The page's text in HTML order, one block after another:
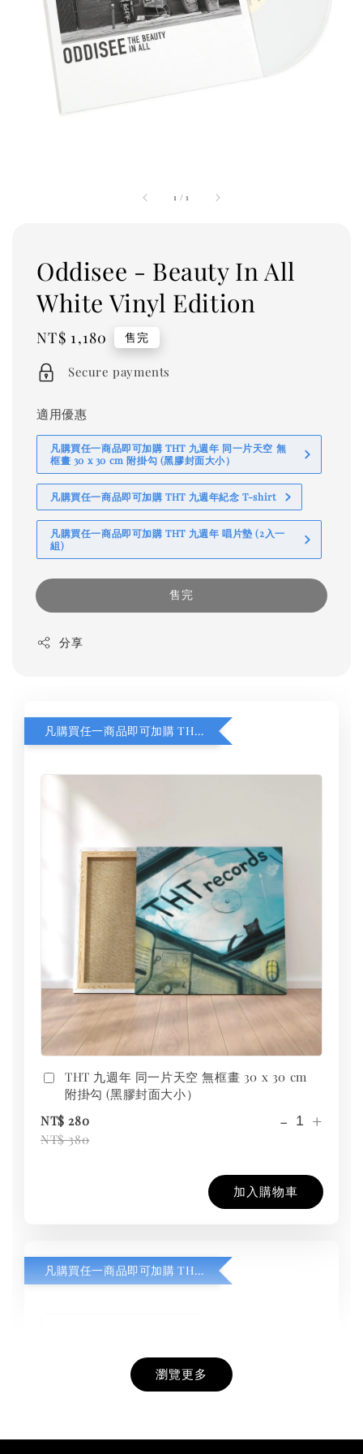
1 /1
Oddisee - Beauty In All
White Vinyl Edition
Regular
price
NT$ 1,180 售完
Secure payments
適用優惠
凡購買任一商品即可加購 THT 九週年 同一片天空 無
框畫 30 x 30 cm 附掛勾 (黑膠封面大小）
凡購買任一商品即可加購 THT 九週年紀念 T-shirt
凡購買任一商品即可加購 THT 九週年 唱片墊 (2入一
組)
售完
分享
凡購買任一商品即可加購 THT 九週年 同一片天空 無框畫 30 x 30 cm 附掛勾 (黑膠封面大小）
THT 九週年 同一片天空 無框畫 30 x 30 cm
附掛勾 (黑膠封面大小）
NT$ 280
NT$ 380
- +
加入購物車
凡購買任一商品即可加購 THT 九週年紀念 T-shirt
瀏覽更多